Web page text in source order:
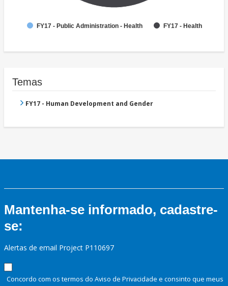
FY17 - Public Administration - Health FY17 - Health
Temas
FY17 - Human Development and Gender
Mantenha-se informado, cadastre-
se:
Alertas de email Project P110697
Concordo com os termos do Aviso de Privacidade e consinto que meus